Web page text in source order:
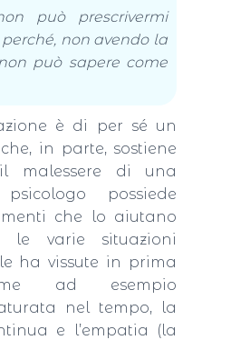
può prescrivermi
non avendo la
può sapere come
è di per sé un
in parte, sostiene
malessere di una
possiede
che lo aiutano
le varie situazioni
ha vissute in prima
ad esempio
nel tempo, la
e l’empatia (la